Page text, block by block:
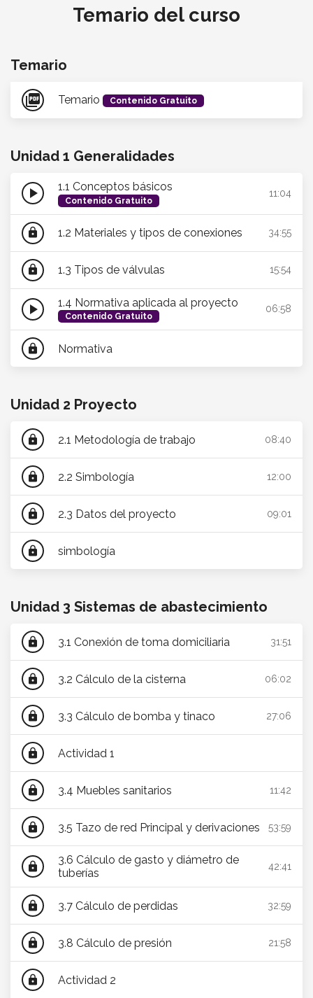
Temario del curso
Temario
picture_as_pdf Temario Contenido Gratuito
Unidad 1 Generalidades
play_arrow 1.1 Conceptos básicos
Contenido Gratuito
11:04
lock 1.2 Materiales y tipos de conexiones 34:55
lock 1.3 Tipos de válvulas 15:54
play_arrow 1.4 Normativa aplicada al proyecto
Contenido Gratuito
06:58
lock Normativa
Unidad 2 Proyecto
lock 2.1 Metodología de trabajo 08:40
lock 2.2 Simbología 12:00
lock 2.3 Datos del proyecto 09:01
lock simbología
Unidad 3 Sistemas de abastecimiento
lock 3.1 Conexión de toma domiciliaria 31:51
lock 3.2 Cálculo de la cisterna 06:02
lock 3.3 Cálculo de bomba y tinaco 27:06
lock Actividad 1
lock 3.4 Muebles sanitarios 11:42
lock 3.5 Tazo de red Principal y derivaciones 53:59
lock
3.6 Cálculo de gasto y diámetro de
tuberías
42:41
lock 3.7 Cálculo de perdidas 32:59
lock 3.8 Cálculo de presión 21:58
lock Actividad 2